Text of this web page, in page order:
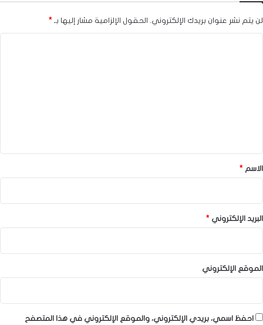
لن يتم نشر عنوان بريدك الإلكتروني. الحقول الإلزامية مشار إليها بـ *
*
الاسم *
البريد الإلكتروني *
الموقع الإلكتروني
احفظ اسمي، بريدي الإلكتروني، والموقع الإلكتروني في هذا المتصفح